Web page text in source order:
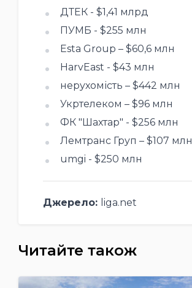
ДТЕК - $1,41 млрд
ПУМБ - $255 млн
Esta Group – $60,6 млн
HarvEast - $43 млн
нерухомість – $442 млн
Укртелеком – $96 млн
ФК "Шахтар" - $256 млн
Лемтранс Груп – $107 млн
umgi - $250 млн
Джерело: liga.net
Читайте також